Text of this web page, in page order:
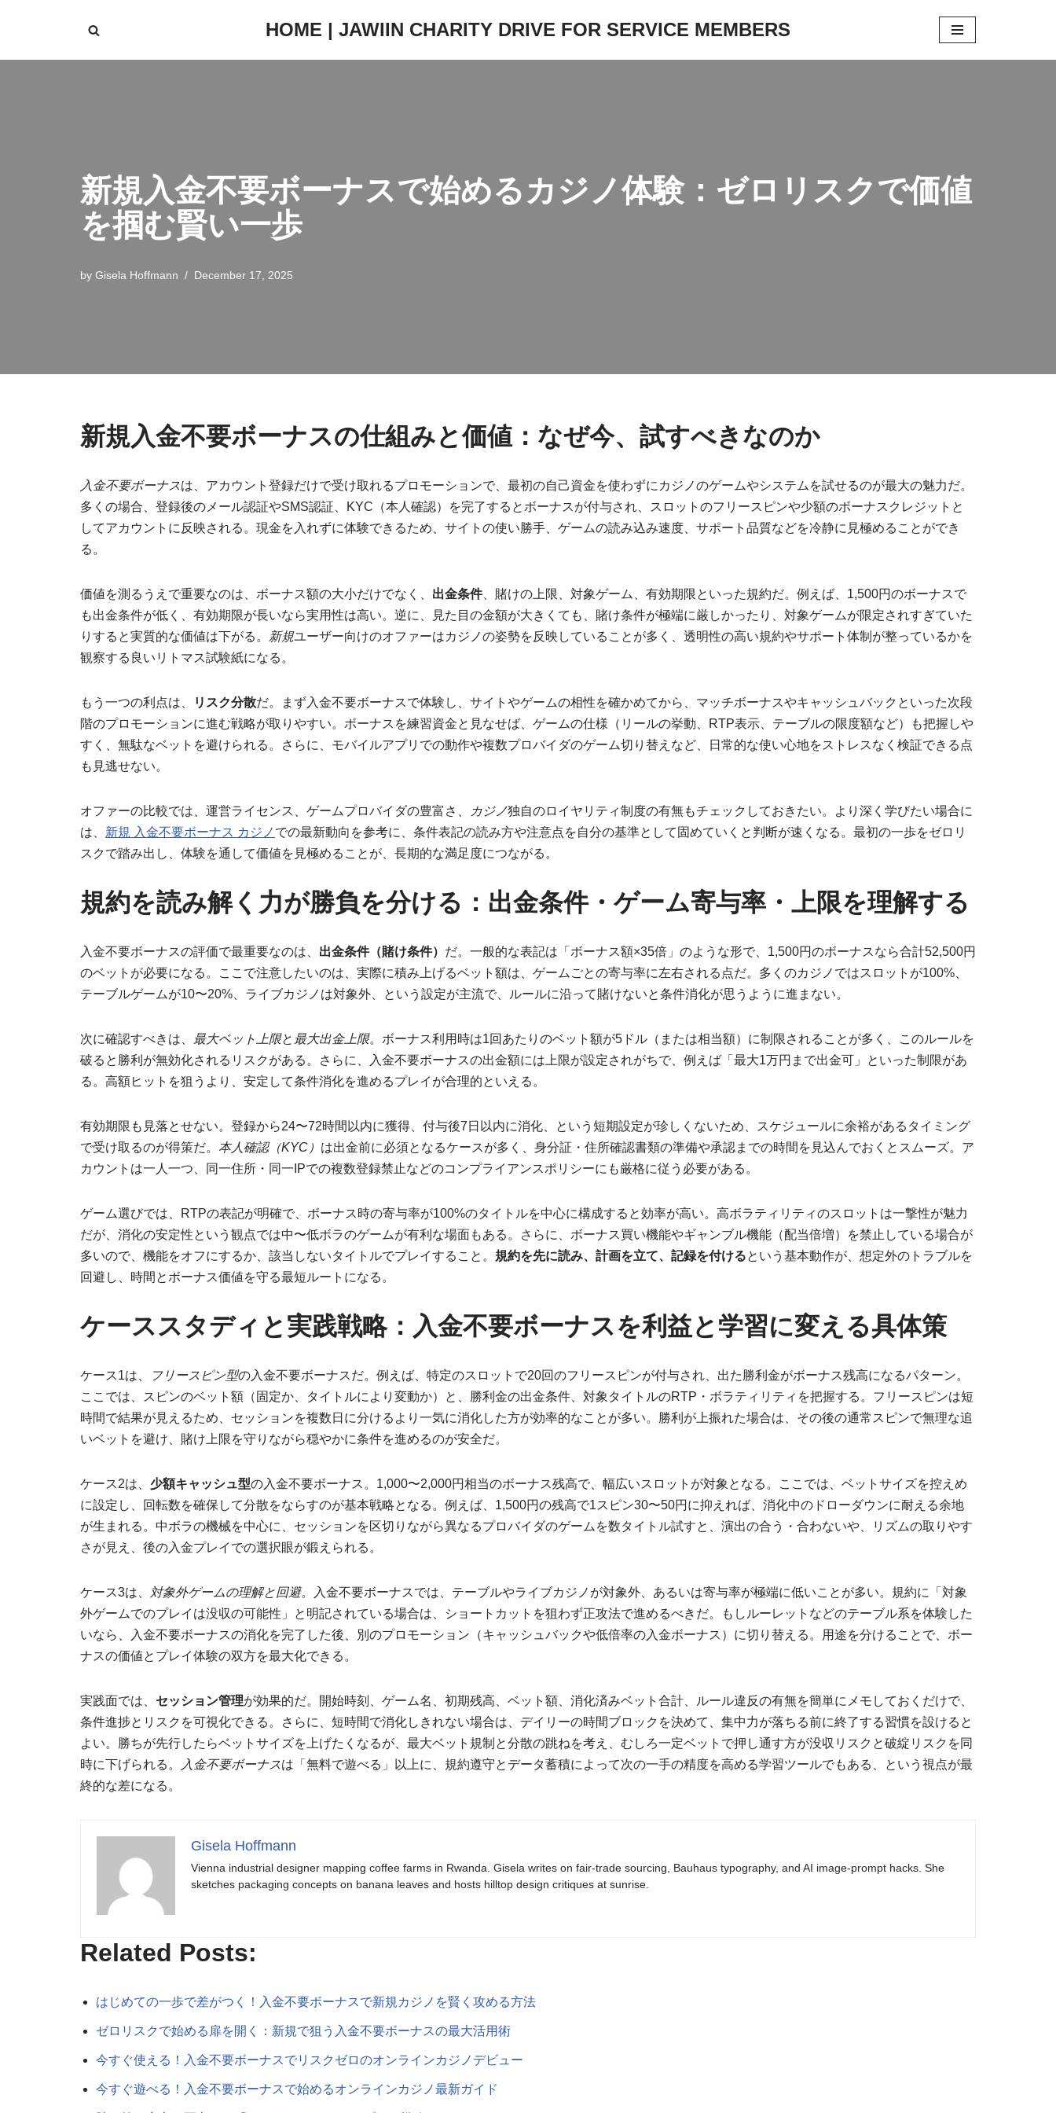
HOME | JAWIIN CHARITY DRIVE FOR SERVICE MEMBERS
新規入金不要ボーナスで始めるカジノ体験：ゼロリスクで価値
を掴む賢い一歩
by Gisela Hoffmann December 17, 2025
新規入金不要ボーナスの仕組みと価値：なぜ今、試すべきなのか
入金不要ボーナスは、アカウント登録だけで受け取れるプロモーションで、最初の自己資金を使わずにカジノのゲームやシステムを試せるのが最大の魅力だ。
多くの場合、登録後のメール認証やSMS認証、KYC（本人確認）を完了するとボーナスが付与され、スロットのフリースピンや少額のボーナスクレジットと
してアカウントに反映される。現金を入れずに体験できるため、サイトの使い勝手、ゲームの読み込み速度、サポート品質などを冷静に見極めることができ
る。
価値を測るうえで重要なのは、ボーナス額の大小だけでなく、 出金条件、賭けの上限、対象ゲーム、有効期限といった規約だ。例えば、1,500円のボーナスで
も出金条件が低く、有効期限が長いなら実用性は高い。逆に、見た目の金額が大きくても、賭け条件が極端に厳しかったり、対象ゲームが限定されすぎていた
りすると実質的な価値は下がる。
新規ユーザー向けのオファーはカジノの姿勢を反映していることが多く、透明性の高い規約やサポート体制が整っているかを
観察する良いリトマス試験紙になる。
もう一つの利点は、 リスク分散だ。まず入金不要ボーナスで体験し、サイトやゲームの相性を確かめてから、マッチボーナスやキャッシュバックといった次段
階のプロモーションに進む戦略が取りやすい。ボーナスを練習資金と見なせば、ゲームの仕様（リールの挙動、RTP表示、テーブルの限度額など）も把握しや
すく、無駄なベットを避けられる。さらに、モバイルアプリでの動作や複数プロバイダのゲーム切り替えなど、日常的な使い心地をストレスなく検証できる点
も見逃せない。
オファーの比較では、運営ライセンス、ゲームプロバイダの豊富さ、 カジノ独自のロイヤリティ制度の有無もチェックしておきたい。より深く学びたい場合に
は、 新規 入金不要ボーナス カジノ での最新動向を参考に、条件表記の読み方や注意点を自分の基準として固めていくと判断が速くなる。最初の一歩をゼロリ
スクで踏み出し、体験を通して価値を見極めることが、長期的な満足度につながる。
規約を読み解く力が勝負を分ける：出金条件・ゲーム寄与率・上限を理解する
入金不要ボーナスの評価で最重要なのは、 出金条件（賭け条件） だ。一般的な表記は「ボーナス額×35倍」のような形で、1,500円のボーナスなら合計52,500円
のベットが必要になる。ここで注意したいのは、実際に積み上げるベット額は、ゲームごとの寄与率に左右される点だ。多くのカジノではスロットが100%、
テーブルゲームが10〜20%、ライブカジノは対象外、という設定が主流で、ルールに沿って賭けないと条件消化が思うように進まない。
次に確認すべきは、 最大ベット上限と 最大出金上限。ボーナス利用時は1回あたりのベット額が5ドル（または相当額）に制限されることが多く、このルールを
破ると勝利が無効化されるリスクがある。さらに、入金不要ボーナスの出金額には上限が設定されがちで、例えば「最大1万円まで出金可」といった制限があ
る。高額ヒットを狙うより、安定して条件消化を進めるプレイが合理的といえる。
有効期限も見落とせない。登録から24〜72時間以内に獲得、付与後7日以内に消化、という短期設定が珍しくないため、スケジュールに余裕があるタイミング
で受け取るのが得策だ。 本人確認（KYC） は出金前に必須となるケースが多く、身分証・住所確認書類の準備や承認までの時間を見込んでおくとスムーズ。ア
カウントは一人一つ、同一住所・同一IPでの複数登録禁止などのコンプライアンスポリシーにも厳格に従う必要がある。
ゲーム選びでは、RTPの表記が明確で、ボーナス時の寄与率が100%のタイトルを中心に構成すると効率が高い。高ボラティリティのスロットは一撃性が魅力
だが、消化の安定性という観点では中〜低ボラのゲームが有利な場面もある。さらに、ボーナス買い機能やギャンブル機能（配当倍増）を禁止している場合が
多いので、機能をオフにするか、該当しないタイトルでプレイすること。 規約を先に読み、計画を立て、記録を付けるという基本動作が、想定外のトラブルを
回避し、時間とボーナス価値を守る最短ルートになる。
ケーススタディと実践戦略：入金不要ボーナスを利益と学習に変える具体策
ケース1は、 フリースピン型の入金不要ボーナスだ。例えば、特定のスロットで20回のフリースピンが付与され、出た勝利金がボーナス残高になるパターン。
ここでは、スピンのベット額（固定か、タイトルにより変動か）と、勝利金の出金条件、対象タイトルのRTP・ボラティリティを把握する。フリースピンは短
時間で結果が見えるため、セッションを複数日に分けるより一気に消化した方が効率的なことが多い。勝利が上振れた場合は、その後の通常スピンで無理な追
いベットを避け、賭け上限を守りながら穏やかに条件を進めるのが安全だ。
ケース2は、 少額キャッシュ型の入金不要ボーナス。1,000〜2,000円相当のボーナス残高で、幅広いスロットが対象となる。ここでは、ベットサイズを控えめ
に設定し、回転数を確保して分散をならすのが基本戦略となる。例えば、1,500円の残高で1スピン30〜50円に抑えれば、消化中のドローダウンに耐える余地
が生まれる。中ボラの機械を中心に、セッションを区切りながら異なるプロバイダのゲームを数タイトル試すと、演出の合う・合わないや、リズムの取りやす
さが見え、後の入金プレイでの選択眼が鍛えられる。
ケース3は、 対象外ゲームの理解と回避。入金不要ボーナスでは、テーブルやライブカジノが対象外、あるいは寄与率が極端に低いことが多い。規約に「対象
外ゲームでのプレイは没収の可能性」と明記されている場合は、ショートカットを狙わず正攻法で進めるべきだ。もしルーレットなどのテーブル系を体験した
いなら、入金不要ボーナスの消化を完了した後、別のプロモーション（キャッシュバックや低倍率の入金ボーナス）に切り替える。用途を分けることで、ボー
ナスの価値とプレイ体験の双方を最大化できる。
実践面では、 セッション管理が効果的だ。開始時刻、ゲーム名、初期残高、ベット額、消化済みベット合計、ルール違反の有無を簡単にメモしておくだけで、
条件進捗とリスクを可視化できる。さらに、短時間で消化しきれない場合は、デイリーの時間ブロックを決めて、集中力が落ちる前に終了する習慣を設けると
よい。勝ちが先行したらベットサイズを上げたくなるが、最大ベット規制と分散の跳ねを考え、むしろ一定ベットで押し通す方が没収リスクと破綻リスクを同
時に下げられる。
入金不要ボーナスは「無料で遊べる」以上に、規約遵守とデータ蓄積によって次の一手の精度を高める学習ツールでもある、という視点が最
終的な差になる。
Gisela Hoffmann
Vienna industrial designer mapping coffee farms in Rwanda. Gisela writes on fair-trade sourcing, Bauhaus typography, and AI image-prompt hacks. She
sketches packaging concepts on banana leaves and hosts hilltop design critiques at sunrise.
Related Posts:
はじめての一歩で差がつく！入金不要ボーナスで新規カジノを賢く攻める方法
ゼロリスクで始める扉を開く：新規で狙う入金不要ボーナスの最大活用術
今すぐ使える！入金不要ボーナスでリスクゼロのオンラインカジノデビュー
今すぐ遊べる！入金不要ボーナスで始めるオンラインカジノ最新ガイド